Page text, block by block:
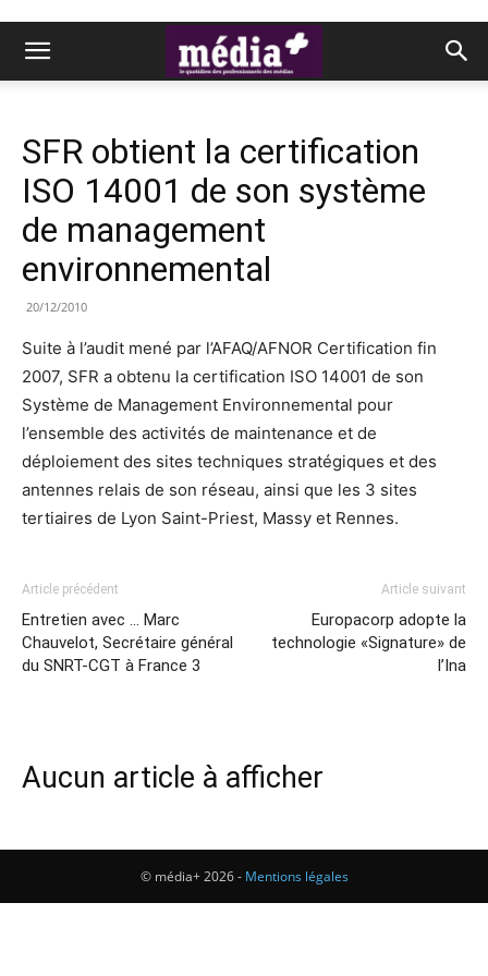
SFR obtient la certification
ISO 14001 de son système
de management
environnemental
20/12/2010
Suite à l’audit mené par l’AFAQ/AFNOR Certification fin
2007, SFR a obtenu la certification ISO 14001 de son
Système de Management Environnemental pour
l’ensemble des activités de maintenance et de
déploiement des sites techniques stratégiques et des
antennes relais de son réseau, ainsi que les 3 sites
tertiaires de Lyon Saint-Priest, Massy et Rennes.
Article précédent
Entretien avec … Marc
Chauvelot, Secrétaire général
du SNRT-CGT à France 3
Article suivant
Europacorp adopte la
technologie «Signature» de
l’Ina
Aucun article à afficher
© média+ 2026 - Mentions légales